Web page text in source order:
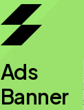
Ads
Banner